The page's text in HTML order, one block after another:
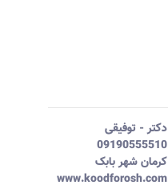
دکتر - توفیقی
09190555510
کرمان شهر بابک
www.koodforosh.com